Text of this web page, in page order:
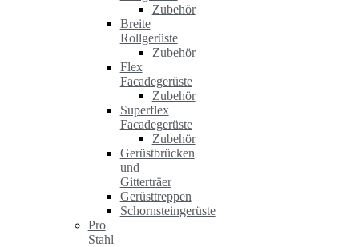
Zubehör
Breite
Rollgerüste
Zubehör
Flex
Facadegerüste
Zubehör
Superflex
Facadegerüste
Zubehör
Gerüstbrücken
und
Gitterträer
Gerüsttreppen
Schornsteingerüste
Pro
Stahl